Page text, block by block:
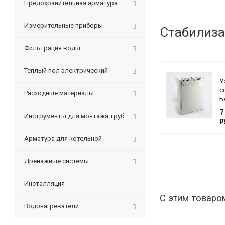
7
С этим
Предохранительная арматура
Измерительные приборы
Фильтрация воды
Теплый пол электрический
Расходные материалы
Инструменты для монтажа труб
Арматура для котельной
Дренажные системы
Инсталляция
Водонагреватели